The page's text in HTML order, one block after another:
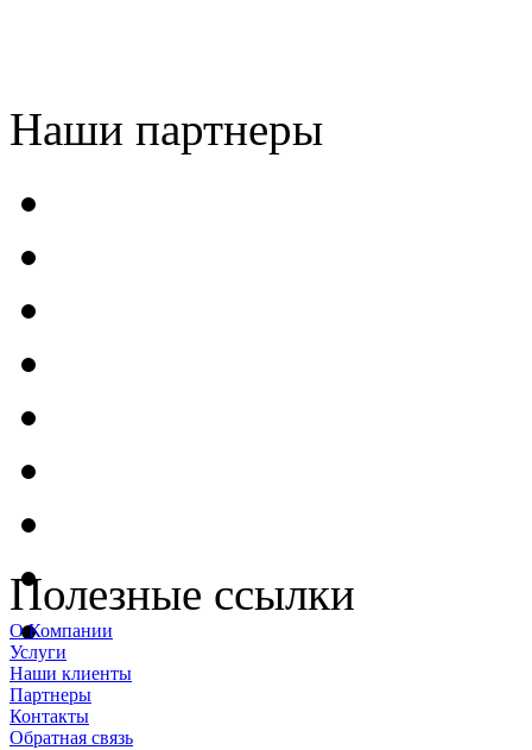
Наши партнеры
Полезные ссылки
О Компании
Услуги
Наши клиенты
Партнеры
Контакты
Обратная связь